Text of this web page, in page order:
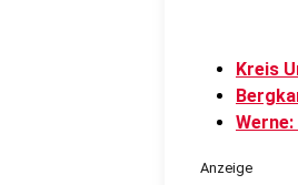
Kreis
Anzeige